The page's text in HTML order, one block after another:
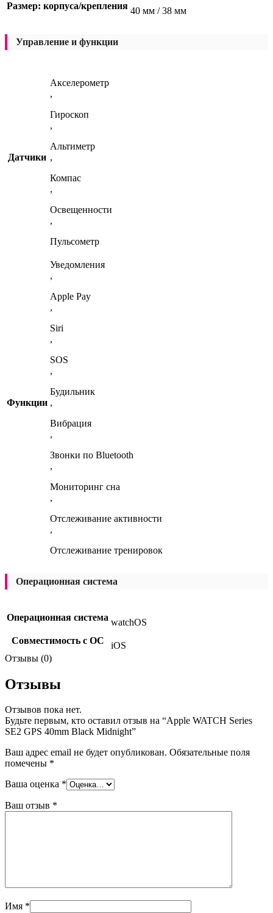
Размер: корпуса/крепления 40 мм / 38 мм
Управление и функции
Датчики
Акселерометр
,
Гироскоп
,
Альтиметр
,
Компас
,
Освещенности
,
Пульсометр
Функции
Уведомления
,
Apple Pay
,
Siri
,
SOS
,
Будильник
,
Вибрация
,
Звонки по Bluetooth
,
Мониторинг сна
,
Отслеживание активности
,
Отслеживание тренировок
Операционная система
Операционная система watchOS
Совместимость с ОС
iOS
Отзывы (0)
Отзывы
Отзывов пока нет.
Будьте первым, кто оставил отзыв на “Apple WATCH Series
SE2 GPS 40mm Black Midnight”
Ваш адрес email не будет опубликован. Обязательные поля
помечены *
Ваша оценка *
Ваш отзыв *
Имя *